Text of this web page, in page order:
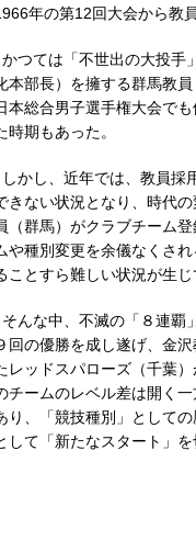
年の第12回大会から教
かつては「不世出の大投手
本部長）を擁する群馬教
本総合男子選手権大会で
時期もあった。
しかし、近年では、教員採
きない状況となり、時代
（群馬）がクラブチーム
や種別変更を余儀なくさ
ことすら難しい状況が生じ
そんな中、不滅の「８連覇
回の優勝を成し遂げ、金
レッドスパローズ（千葉
チームのレベル差は開く
り、「競技種別」として
して「新たなスタート」を